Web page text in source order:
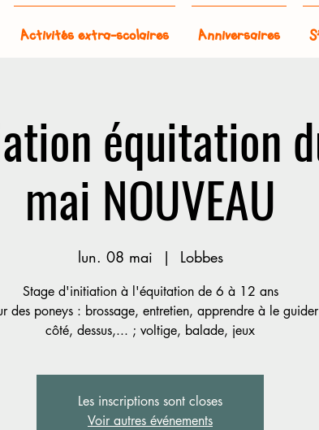
Activités extra-scolaires Anniversaires
équitation
mai NOUVEAU
lun. 08 mai
  |
Lobbes
Stage d'initiation à l'équitation de 6 à 12 ans
des poneys : brossage, entretien, apprendre à le
côté, dessus,... ; voltige, balade, jeux
Les inscriptions sont closes
Voir autres événements